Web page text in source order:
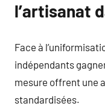
l’artisanat
Face à
indépendants
mesure offrent une
standardisées.